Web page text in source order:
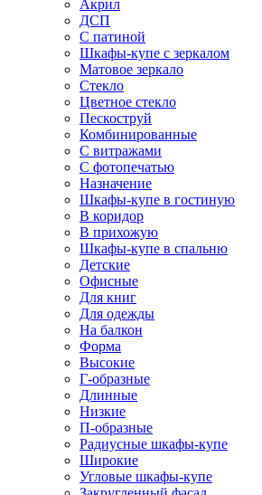
Акрил
ДСП
С патиной
Шкафы-купе с зеркалом
Матовое зеркало
Стекло
Цветное стекло
Пескоструй
Комбинированные
С витражами
С фотопечатью
Назначение
Шкафы-купе в гостиную
В коридор
В прихожую
Шкафы-купе в спальню
Детские
Офисные
Для книг
Для одежды
На балкон
Форма
Высокие
Г-образные
Длинные
Низкие
П-образные
Радиусные шкафы-купе
Широкие
Угловые шкафы-купе